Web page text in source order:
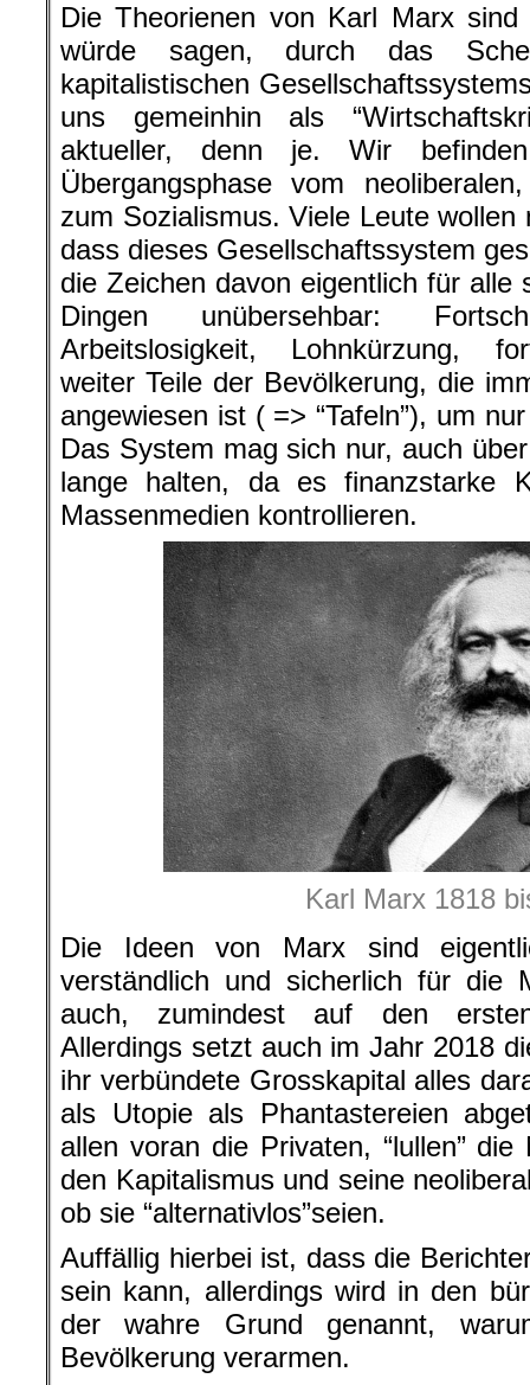
Die Theorienen von Karl Marx
würde sagen, durch das
kapitalistischen
uns gemeinhin als
aktueller, denn je. Wir
Übergangsphase vom
zum Sozialismus. Viele Leute
dass dieses Gesellschaftssystem
die Zeichen davon eigentlich für alle
Dingen unübersehbar:
Arbeitslosigkeit, Lohnkürzung,
weiter Teile der Bevölkerung, die
angewiesen ist ( => “Tafeln”), um
Das System mag sich nur, auch
lange halten, da es finanzstarke
Massenmedien kontrollieren.
Karl Marx 1818
Die Ideen von Marx sind
verständlich und sicherlich für die
auch, zumindest auf den
Allerdings setzt auch im Jahr 2018
ihr verbündete Grosskapital alles
als Utopie als Phantastereien
allen voran die Privaten, “lullen”
den Kapitalismus und seine
ob sie “alternativlos”seien.
Auffällig hierbei ist, dass die
sein kann, allerdings wird in den
der wahre Grund genannt,
Bevölkerung verarmen.